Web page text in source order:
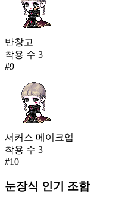
반창고
착용 수 3
#9
서커스 메이크업
착용 수 3
#10
눈장식 인기 조합